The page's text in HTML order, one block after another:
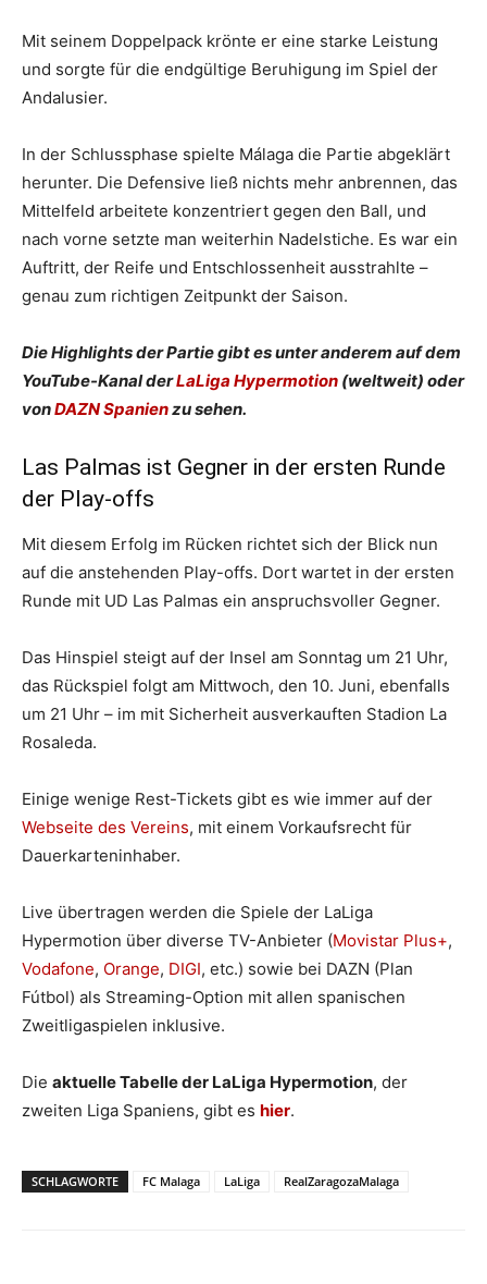
Mit seinem Doppelpack krönte er eine starke Leistung
und sorgte für die endgültige Beruhigung im Spiel der
Andalusier.
In der Schlussphase spielte Málaga die Partie abgeklärt
herunter. Die Defensive ließ nichts mehr anbrennen, das
Mittelfeld arbeitete konzentriert gegen den Ball, und
nach vorne setzte man weiterhin Nadelstiche. Es war ein
Auftritt, der Reife und Entschlossenheit ausstrahlte –
genau zum richtigen Zeitpunkt der Saison.
Die Highlights der Partie gibt es unter anderem auf dem
YouTube-Kanal derLaLiga Hypermotion (weltweit) oder
vonDAZN Spanienzu sehen.
Las Palmas ist Gegner in der ersten Runde
der Play-offs
Mit diesem Erfolg im Rücken richtet sich der Blick nun
auf die anstehenden Play-offs. Dort wartet in der ersten
Runde mit UD Las Palmas ein anspruchsvoller Gegner.
Das Hinspiel steigt auf der Insel am Sonntag um 21 Uhr,
das Rückspiel folgt am Mittwoch, den 10. Juni, ebenfalls
um 21 Uhr – im mit Sicherheit ausverkauften Stadion La
Rosaleda.
Einige wenige Rest-Tickets gibt es wie immer auf der
Webseite des Vereins, mit einem Vorkaufsrecht für
Dauerkarteninhaber.
Live übertragen werden die Spiele der LaLiga
Hypermotion über diverse TV-Anbieter (Movistar Plus+,
Vodafone, Orange, DIGI, etc.) sowie bei DAZN (Plan
Fútbol) als Streaming-Option mit allen spanischen
Zweitligaspielen inklusive.
Die aktuelle Tabelle der LaLiga Hypermotion, der
zweiten Liga Spaniens, gibt es hier.
SCHLAGWORTE FC Malaga LaLiga RealZaragozaMalaga